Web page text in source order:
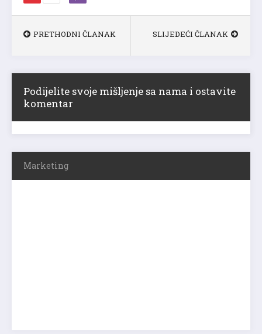
PRETHODNI ČLANAK SLIJEDEĆI ČLANAK
Podijelite svoje mišljenje sa nama i ostavite
komentar
Marketing